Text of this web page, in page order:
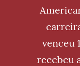
venceu
recebeu